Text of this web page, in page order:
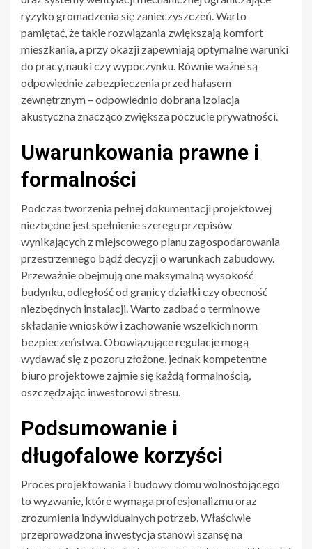
ryzyko gromadzenia się zanieczyszczeń. Warto
pamiętać, że takie rozwiązania zwiększają komfort
mieszkania, a przy okazji zapewniają optymalne warunki
do pracy, nauki czy wypoczynku. Równie ważne są
odpowiednie zabezpieczenia przed hałasem
zewnętrznym – odpowiednio dobrana izolacja
akustyczna znacząco zwiększa poczucie prywatności.
Uwarunkowania prawne i
formalności
Podczas tworzenia pełnej dokumentacji projektowej
niezbędne jest spełnienie szeregu przepisów
wynikających z miejscowego planu zagospodarowania
przestrzennego bądź decyzji o warunkach zabudowy.
Przeważnie obejmują one maksymalną wysokość
budynku, odległość od granicy działki czy obecność
niezbędnych instalacji. Warto zadbać o terminowe
składanie wniosków i zachowanie wszelkich norm
bezpieczeństwa. Obowiązujące regulacje mogą
wydawać się z pozoru złożone, jednak kompetentne
biuro projektowe zajmie się każdą formalnością,
oszczędzając inwestorowi stresu.
Podsumowanie i
długofalowe korzyści
Proces projektowania i budowy domu wolnostojącego
to wyzwanie, które wymaga profesjonalizmu oraz
zrozumienia indywidualnych potrzeb. Właściwie
przeprowadzona inwestycja stanowi szansę na